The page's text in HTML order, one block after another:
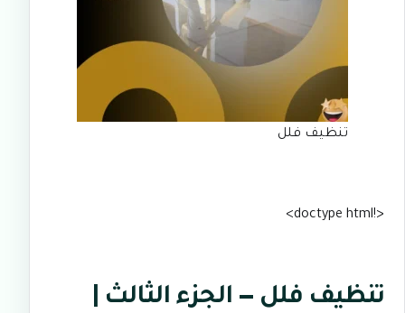
تنظيف فلل
<!doctype html>
تنظيف فلل — الجزء الثالث |